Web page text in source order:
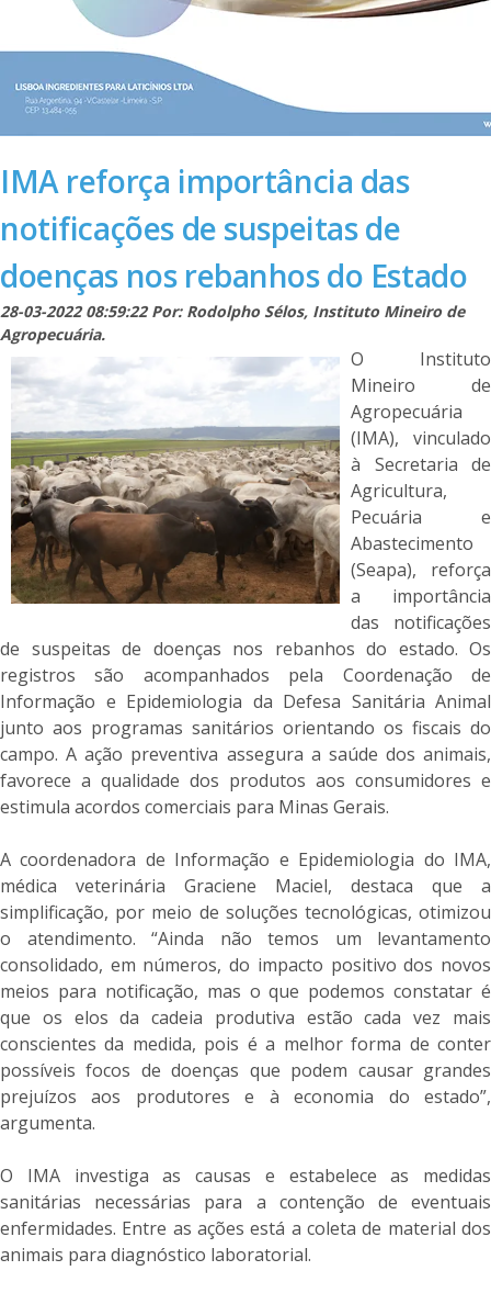
IMA reforça importância das
notificações de suspeitas de
doenças nos rebanhos do Estado
28-03-2022 08:59:22 Por: Rodolpho Sélos, Instituto Mineiro de
Agropecuária.
O Instituto
Mineiro de
Agropecuária
(IMA), vinculado
à Secretaria de
Agricultura,
Pecuária e
Abastecimento
(Seapa), reforça
a importância
das notificações
de suspeitas de doenças nos rebanhos do estado. Os
registros são acompanhados pela Coordenação de
Informação e Epidemiologia da Defesa Sanitária Animal
junto aos programas sanitários orientando os fiscais do
campo. A ação preventiva assegura a saúde dos animais,
favorece a qualidade dos produtos aos consumidores e
estimula acordos comerciais para Minas Gerais.
A coordenadora de Informação e Epidemiologia do IMA,
médica veterinária Graciene Maciel, destaca que a
simplificação, por meio de soluções tecnológicas, otimizou
o atendimento. “Ainda não temos um levantamento
consolidado, em números, do impacto positivo dos novos
meios para notificação, mas o que podemos constatar é
que os elos da cadeia produtiva estão cada vez mais
conscientes da medida, pois é a melhor forma de conter
possíveis focos de doenças que podem causar grandes
prejuízos aos produtores e à economia do estado”,
argumenta.
O IMA investiga as causas e estabelece as medidas
sanitárias necessárias para a contenção de eventuais
enfermidades. Entre as ações está a coleta de material dos
animais para diagnóstico laboratorial.